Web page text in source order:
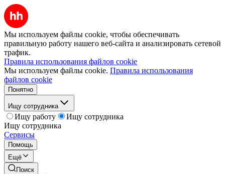
Мы используем файлы cookie, чтобы обеспечивать
правильную работу нашего веб-сайта и анализировать сетевой
трафик.
Правила использования файлов cookie
Мы используем файлы cookie. Правила использования
файлов cookie
Понятно
Ищу сотрудника
Ищу работу
Ищу сотрудника
Ищу сотрудника
Сервисы
Помощь
Ещё
Поиск